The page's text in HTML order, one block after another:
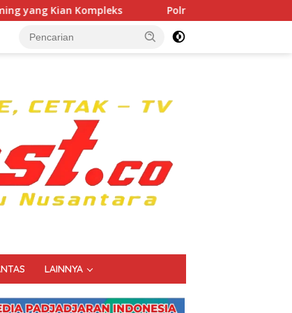
Polri Kerahkan 372 Taruna Akpol Dampingi
LAINNYA